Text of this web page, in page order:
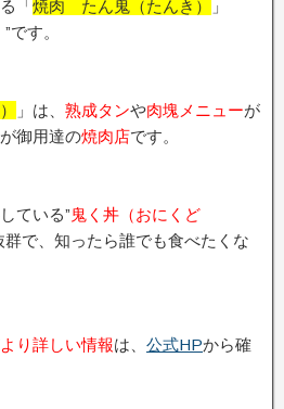
「 焼肉 たん鬼（たんき）
」
”です。
」は、 熟成タンや肉塊メニューが
が御用達の焼肉店です。
ている”鬼く丼（おにくど
群で、知ったら誰でも食べたくな
より詳しい情報は、 公式HPから確